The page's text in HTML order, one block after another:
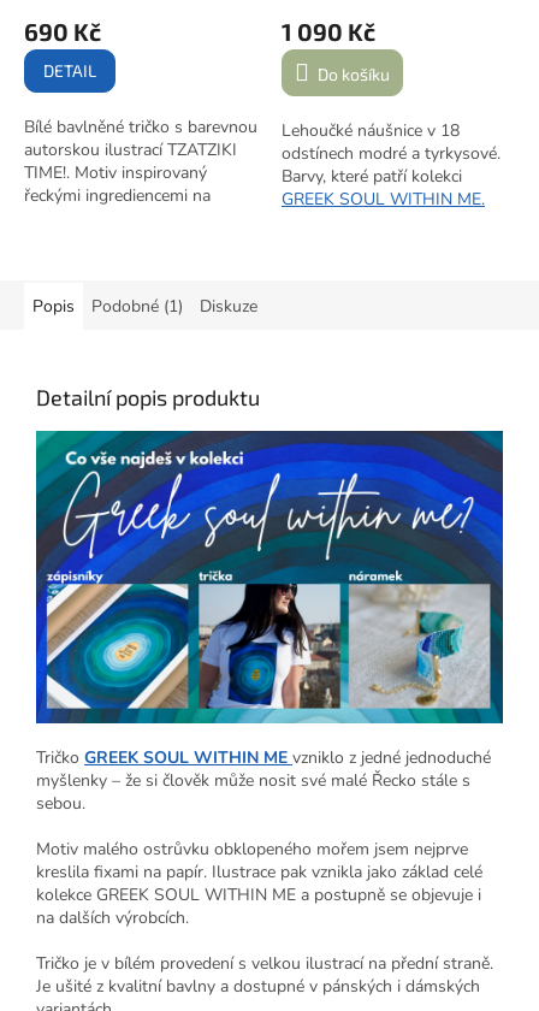
690 Kč
DETAIL
Bílé bavlněné tričko s barevnou
autorskou ilustrací TZATZIKI
TIME!. Motiv inspirovaný
řeckými ingrediencemi na
1 090 Kč
Do košíku
Lehoučké náušnice v 18
odstínech modré a tyrkysové.
Barvy, které patří kolekci
GREEK SOUL WITHIN ME.
Popis Podobné (1) Diskuze
Detailní popis produktu
Tričko GREEK SOUL WITHIN ME vzniklo z jedné jednoduché
myšlenky – že si člověk může nosit své malé Řecko stále s
sebou.
Motiv malého ostrůvku obklopeného mořem jsem nejprve
kreslila fixami na papír. Ilustrace pak vznikla jako základ celé
kolekce GREEK SOUL WITHIN ME a postupně se objevuje i
na dalších výrobcích.
Tričko je v bílém provedení s velkou ilustrací na přední straně.
Je ušité z kvalitní bavlny a dostupné v pánských i dámských